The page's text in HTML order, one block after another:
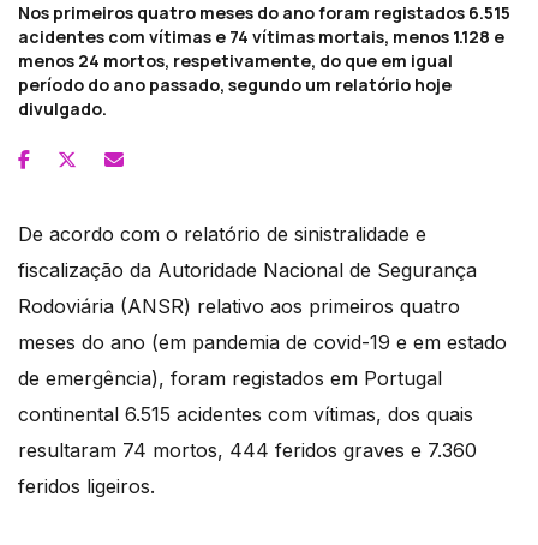
Nos primeiros quatro meses do ano foram registados 6.515
acidentes com vítimas e 74 vítimas mortais, menos 1.128 e
menos 24 mortos, respetivamente, do que em igual
período do ano passado, segundo um relatório hoje
divulgado.
De acordo com o relatório de sinistralidade e
fiscalização da Autoridade Nacional de Segurança
Rodoviária (ANSR) relativo aos primeiros quatro
meses do ano (em pandemia de covid-19 e em estado
de emergência), foram registados em Portugal
continental 6.515 acidentes com vítimas, dos quais
resultaram 74 mortos, 444 feridos graves e 7.360
feridos ligeiros.